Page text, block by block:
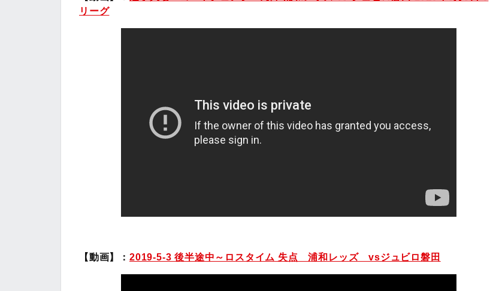
リーグ
【動画】： 2019-5-3 後半途中～ロスタイム 失点 浦和レッズ vsジュビロ磐田